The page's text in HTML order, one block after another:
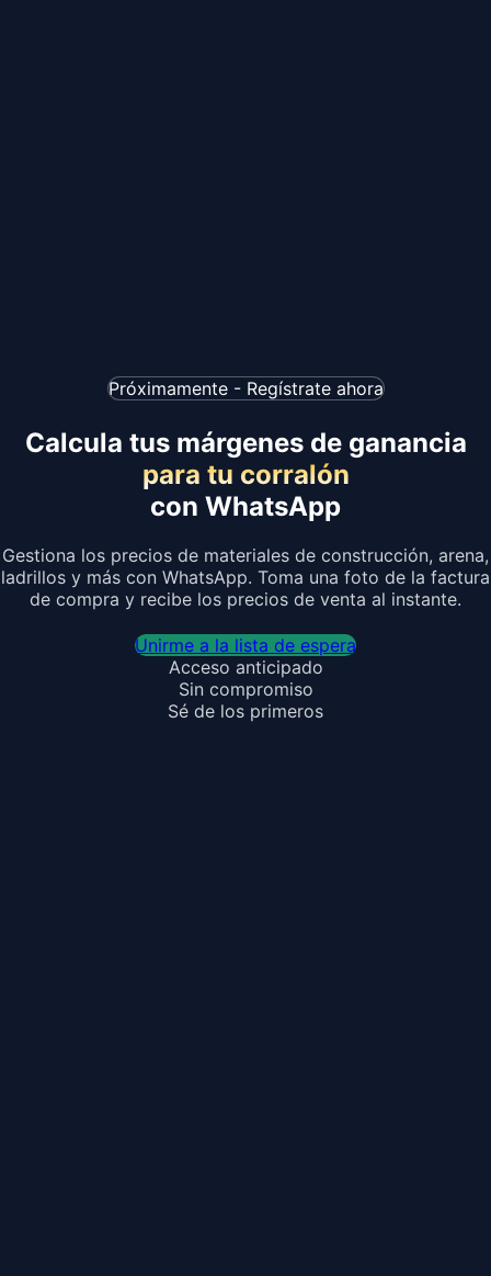
Próximamente - Regístrate ahora
Calcula tus márgenes de ganancia
para tu corralón
con WhatsApp
Gestiona los precios de materiales de construcción, arena,
ladrillos y más con WhatsApp. Toma una foto de la factura
de compra y recibe los precios de venta al instante.
Unirme a la lista de espera
Acceso anticipado
Sin compromiso
Sé de los primeros